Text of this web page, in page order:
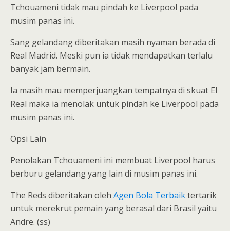
Tchouameni tidak mau pindah ke Liverpool pada
musim panas ini.
Sang gelandang diberitakan masih nyaman berada di
Real Madrid. Meski pun ia tidak mendapatkan terlalu
banyak jam bermain.
Ia masih mau memperjuangkan tempatnya di skuat El
Real maka ia menolak untuk pindah ke Liverpool pada
musim panas ini.
Opsi Lain
Penolakan Tchouameni ini membuat Liverpool harus
berburu gelandang yang lain di musim panas ini.
The Reds diberitakan oleh Agen Bola Terbaiktertarik
untuk merekrut pemain yang berasal dari Brasil yaitu
Andre. (ss)